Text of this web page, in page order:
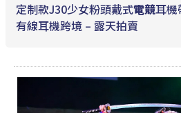
定制款J30少女粉頭戴式電競耳機
有線耳機跨境 – 露天拍賣